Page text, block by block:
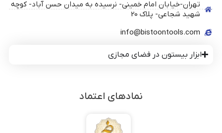
تهران-خیابان امام خمینی- نرسیده به میدان حسن آباد- کوچه
شهید شجاعی- پلاک 20
info@bistoontools.com
ابزار بیستون در فضای مجازی
نمادهای اعتماد